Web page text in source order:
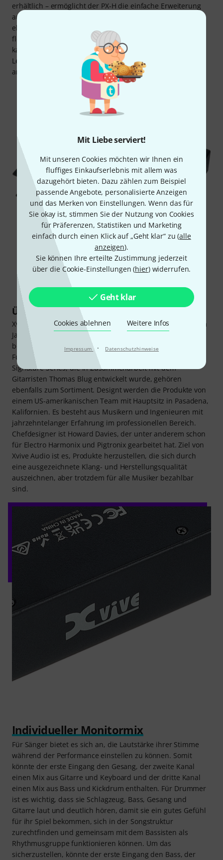
Mit Liebe serviert!
Mit unseren Cookies möchten wir Ihnen ein
fluffiges Einkaufserlebnis mit allem was
dazugehört bieten. Dazu zählen zum Beispiel
passende Angebote, personalisierte Anzeigen
und das Merken von Einstellungen. Wenn das für
Sie okay ist, stimmen Sie der Nutzung von Cookies
für Präferenzen, Statistiken und Marketing
einfach durch einen Klick auf „Geht klar“ zu (alle
anzeigen).
Sie können Ihre erteilte Zustimmung jederzeit
über die Cookie-Einstellungen (hier) widerrufen.
Geht klar
Cookies ablehnen Weitere Infos
Impressum · Datenschutzhinweise
erhältlich – ermöglicht der PX‑H die einfache Erweiterung
auf mehrere Musiker. Dabei sind die Einstellungen am
ebenfalls als Einzelgerät erhältlichen PX-A gleichzeitig
flexibel und intuitiv: Das L/R-Panning von Audiosignalen
kann man über DIP-Schalter im Batteriefach einstellen, die
Levels der Signale selbst sind mit Drehreglern schnell
angepasst.
Über Xvive
Xvive Audio wurde nach der offiziellen Markteinführung im
Jahr 2012 mit dem kompakten U2 Guitar Wireless System
bekannt. Darüber hinaus stellt das Unternehmen auch
Funkstrecken für Mikrofone her. Effektpedale, wie die
Signature Series, die in Zusammenarbeit mit dem
Gitarristen Thomas Blug entwickelt wurde, gehören
ebenfalls zum Sortiment. Designt werden die Produkte von
einem US-amerikanischen Team mit Hauptsitz in Pasadena,
Kalifornien. Es besteht aus Musikern und Ingenieuren mit
jahrzehntelanger Erfahrung im professionellen Bereich.
Chefdesigner ist Howard Davies, der unter anderem schon
für Electro Harmonix und Pigtronix gearbeitet hat. Ziel von
Xvive Audio ist es, Produkte herzustellen, die sich durch
eine ausgezeichnete Klang- und Herstellungsqualität
auszeichnen, aber trotzdem für alle Musiker bezahlbar
sind.
Individueller Monitormix
Für Sänger bietet es sich an, die Lautstärke ihrer Stimme
während der Performance einstellen zu können. Somit
könnte der erste Eingang den Gesang, der zweite Kanal
einen Mix aus Gitarre und Keyboard und der dritte Kanal
einen Mix aus Bass und Kickdrum enthalten. Für Drummer
ist es wichtig, dass sie Schlagzeug, Bass, Gesang und
Gitarre laut und deutlich hören, damit sie ein gutes Gefühl
für ihr Spiel bekommen, sich in der Songstruktur
zurechtfinden und gemeinsam mit dem Bassisten als
Rhythmusgruppe funktionieren können. Um das
sicherzustellen, könnte der erste Eingang den Bass, der